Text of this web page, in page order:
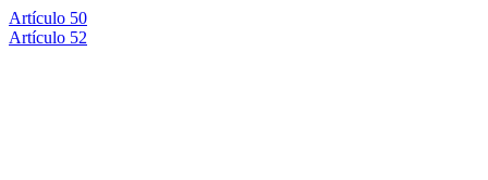
Artículo 50
Artículo 52